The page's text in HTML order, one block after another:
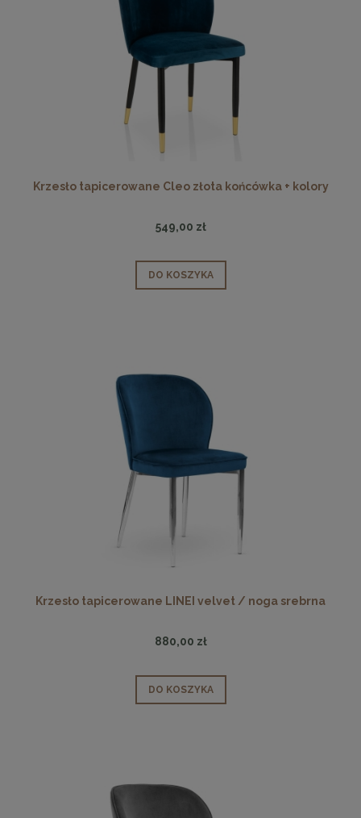
Krzesło tapicerowane Cleo złota końcówka + kolory
549,00 zł
DO KOSZYKA
Krzesło tapicerowane LINEI velvet / noga srebrna
880,00 zł
DO KOSZYKA